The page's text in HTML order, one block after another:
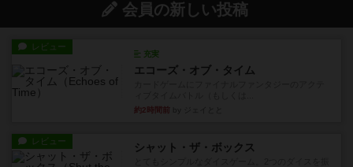
会員の新しい投稿
レビュー
充実
エコーズ・オブ・タイム
約2時間前
レビュー シャット・ザ・ボックス